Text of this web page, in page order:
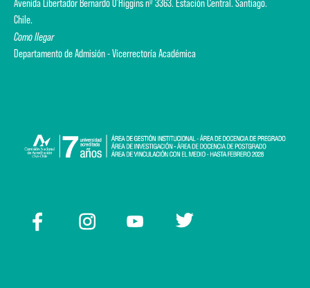
Avenida Libertador Bernardo O'Higgins nº 3363. Estación Central. Santiago.
Chile.
Como llegar
Departamento de Admisión - Vicerrectoría Académica